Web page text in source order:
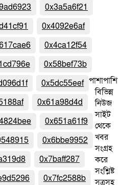
0x3a5a6f21
0x4092e6af
0x4ca12f54
0x58bef73b
0x5dc55eef
0x61a98d4d
0x651a61f9
0x6bbe9952
0x7baff287
0x7fc2588b
পাশাপাশি
বিভিন্ন
নিউজ
সাইট
থেকে
খবর
সংগ্রহ
করে
সংশ্লিষ্ট
সূত্রসহ